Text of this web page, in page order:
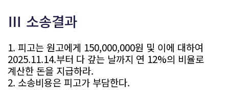
Ⅲ 소송결과
1. 피고는 원고에게 150,000,000원 및 이에 대하여
2025.11.14.부터 다 갚는 날까지 연 12%의 비율로
계산한 돈을 지급하라.
2. 소송비용은 피고가 부담한다.